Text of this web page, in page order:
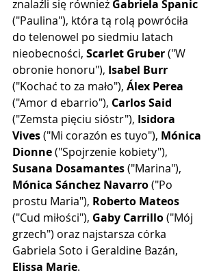
znalaźli się również Gabriela Spanic
("Paulina"), która tą rolą powróciła
do telenowel po siedmiu latach
nieobecności, Scarlet Gruber ("W
obronie honoru"), Isabel Burr
("Kochać to za mało"), Álex Perea
("Amor d ebarrio"), Carlos Said
("Zemsta pięciu sióstr"), Isidora
Vives ("Mi corazón es tuyo"), Mónica
Dionne ("Spojrzenie kobiety"),
Susana Dosamantes ("Marina"),
Mónica Sánchez Navarro ("Po
prostu Maria"), Roberto Mateos
("Cud miłości"), Gaby Carrillo ("Mój
grzech") oraz najstarsza córka
Gabriela Soto i Geraldine Bazán,
Elissa Marie.